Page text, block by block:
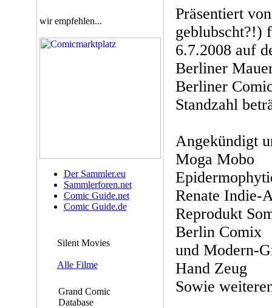
wir empfehlen...
Der Sammler.eu
Sammlerforen.net
Comic Guide.net
Comic Guide.de
Silent Movies
Alle Filme
Grand Comic
Database
Präsentiert
geblubscht?!)
6.7.2008 auf
Berliner
Berliner
Standzahl
Angekündigt
Moga Mobo
Renate Indie-
Reprodukt
Berlin Comix
und Modern-
Hand Zeug
Sowie